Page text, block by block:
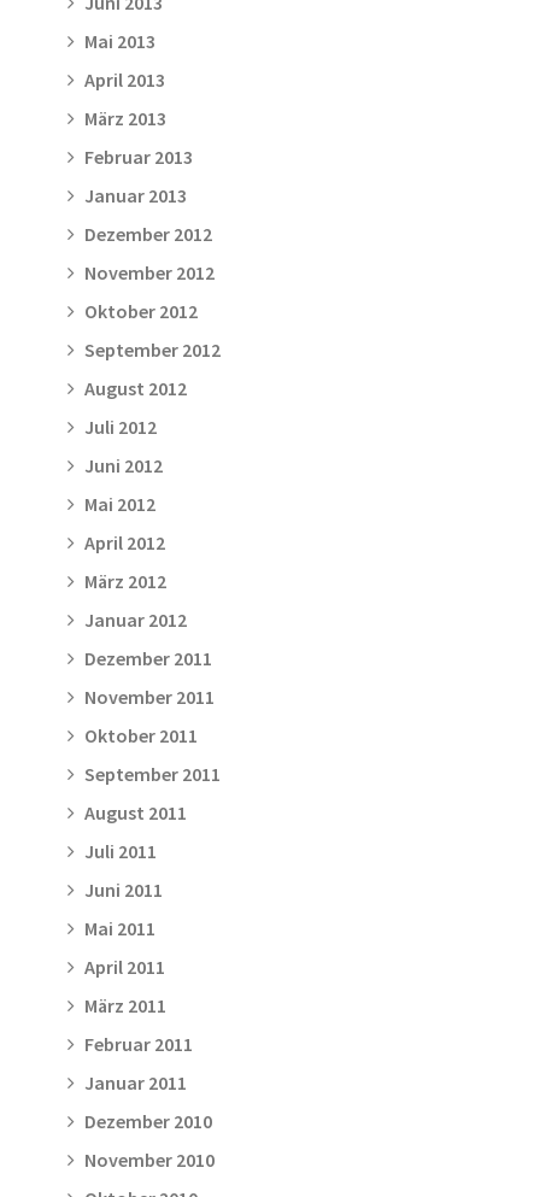
Mai 2013
April 2013
März 2013
Februar 2013
Januar 2013
Dezember 2012
November 2012
Oktober 2012
September 2012
August 2012
Juli 2012
Juni 2012
Mai 2012
April 2012
März 2012
Januar 2012
Dezember 2011
November 2011
Oktober 2011
September 2011
August 2011
Juli 2011
Juni 2011
Mai 2011
April 2011
März 2011
Februar 2011
Januar 2011
Dezember 2010
November 2010